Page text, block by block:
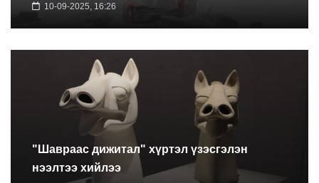
10-09-2025, 16:26
"Шавраас дижитал" хүртэл үзэсгэлэн
нээлтээ хийлээ